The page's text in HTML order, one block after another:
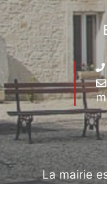
La mairie